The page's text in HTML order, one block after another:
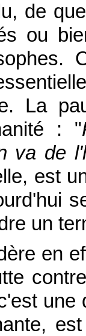
de
ou
La
: "
va de
est
un
en